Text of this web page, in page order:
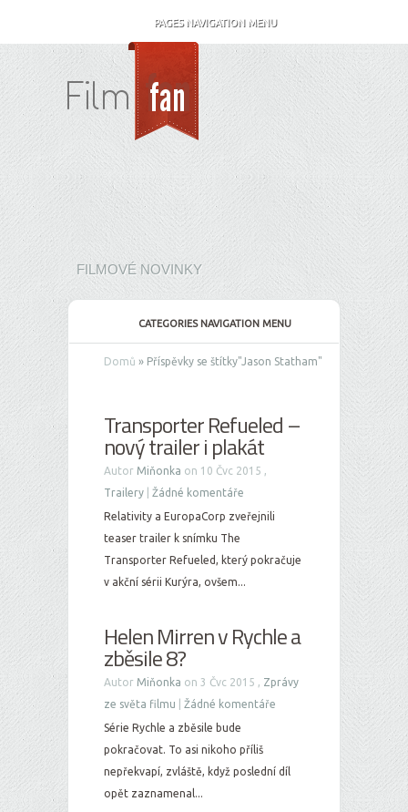
PAGES NAVIGATION MENU
FILMOVÉ NOVINKY
CATEGORIES NAVIGATION MENU
Domů » Příspěvky se štítky"Jason Statham"
Transporter Refueled –
nový trailer i plakát
Autor Miňonka on 10 Čvc 2015 ,
Trailery
Žádné komentáře
Relativity a EuropaCorp zveřejnili
teaser trailer k snímku The
Transporter Refueled, který pokračuje
v akční sérii Kurýra, ovšem...
Helen Mirren v Rychle a
zběsile 8?
Autor Miňonka on 3 Čvc 2015 , Zprávy
ze světa filmu
Žádné komentáře
Série Rychle a zběsile bude
pokračovat. To asi nikoho příliš
nepřekvapí, zvláště, když poslední díl
opět zaznamenal...